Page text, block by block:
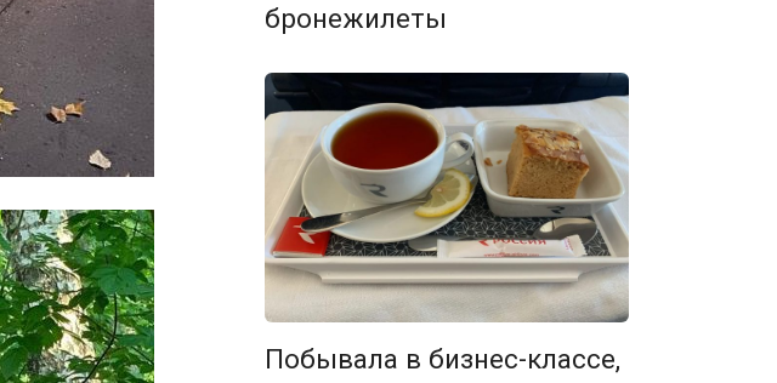
бронежилеты
Побывала в бизнес-классе,